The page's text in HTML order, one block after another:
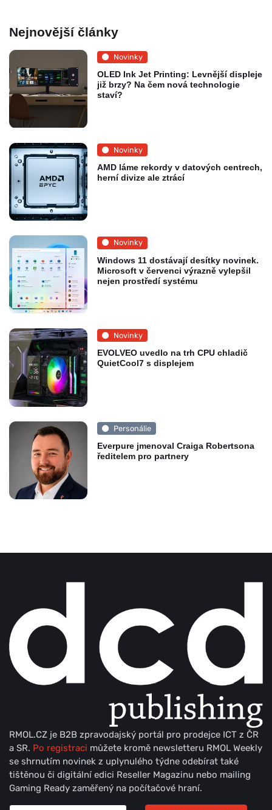
Nejnovější články
Novinky
OLED Ink Jet Printing: Levnější displeje
již brzy? Na čem nová technologie
staví?
Novinky
AMD láme rekordy v datových centrech,
herní divize ale ztrácí
Novinky
Windows 11 dostávají desítky novinek.
Microsoft v červenci výrazně vylepšil
nejen prostředí systému
Novinky
EVOLVEO uvedlo na trh CPU chladič
QuietCool7 s displejem
Personálie
Everpure jmenoval Craiga Robertsona
ředitelem pro partnery
RMOL.CZ je B2B zpravodajský portál pro prodejce ICT z ČR
a SR. Po registraci můžete kromě newsletteru RMOL Weekly
se shrnutím novinek z uplynulého týdne odebírat také
tištěnou či digitální edici Reseller Magazinu nebo mailing
Gaming Ready zaměřený na počítačové hraní.